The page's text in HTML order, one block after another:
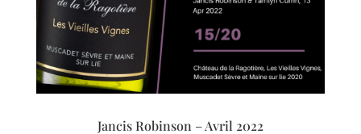
Jancis Robinson – Avril 2022